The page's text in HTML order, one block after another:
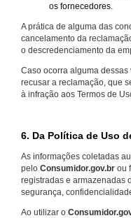
os fornecedores.
A prática de alguma das
cancelamento da
o descredenciamento da
Caso ocorra alguma
recusar a reclamação, que
à infração aos Termos de
6. Da Política de Uso
As informações coletadas
pelo Consumidor.gov.br ou
registradas e armazenadas
segurança,
Ao utilizar o